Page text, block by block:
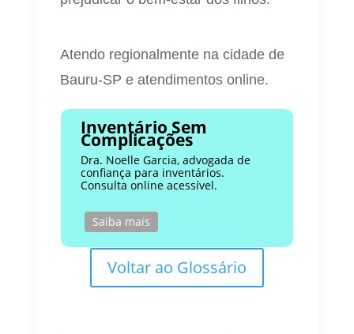
Atendo regionalmente na cidade de
Bauru-SP e atendimentos online.
Inventário Sem
Complicações
Dra. Noelle Garcia, advogada de
confiança para inventários.
Consulta online acessível.
Saiba mais
Voltar ao Glossário